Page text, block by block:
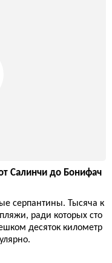
Салинчи до Бонифач
серпантины. Тысяча к
ради которых сто
десяток километр